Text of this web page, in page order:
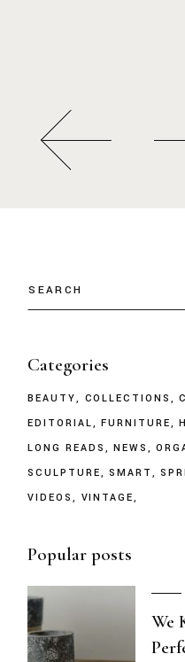
Categories
BEAUTY COLLECTIONS
EDITORIAL
FURNITURE
LONG READS
NEWS
SCULPTURE
SMART
VIDEOS
VINTAGE
Popular posts
We